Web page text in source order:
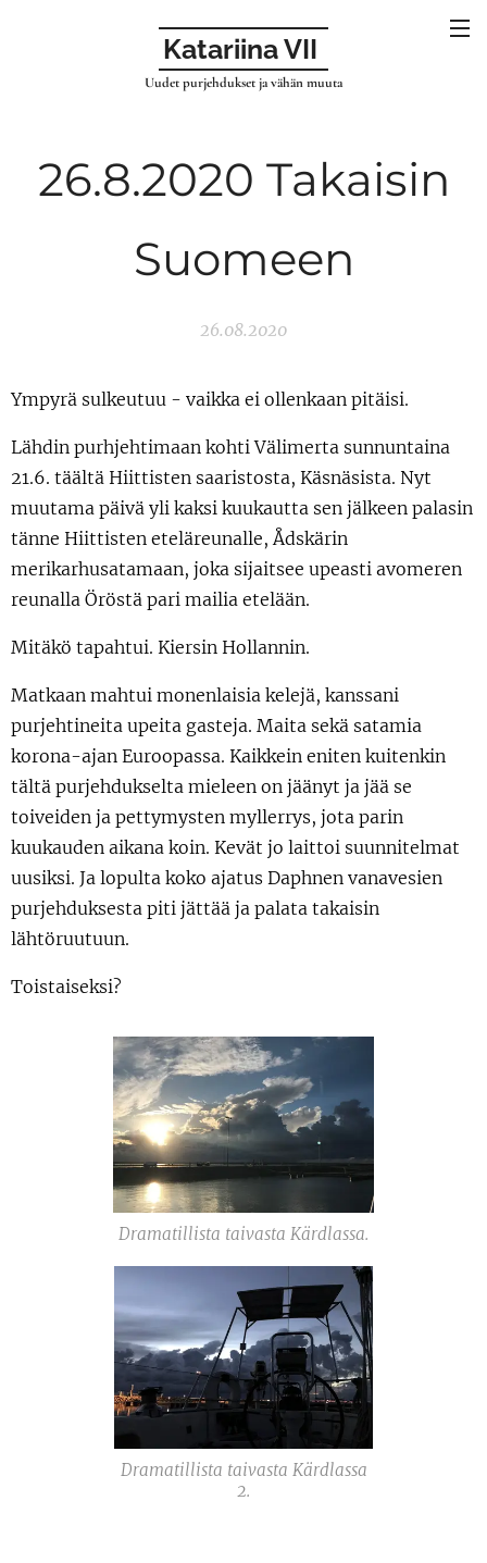
Katariina VII
Uudet purjehdukset ja vähän muuta
26.8.2020 Takaisin
Suomeen
26.08.2020
Ympyrä sulkeutuu - vaikka ei ollenkaan pitäisi.
Lähdin purhjehtimaan kohti Välimerta sunnuntaina
21.6. täältä Hiittisten saaristosta, Käsnäsista. Nyt
muutama päivä yli kaksi kuukautta sen jälkeen palasin
tänne Hiittisten eteläreunalle, Ådskärin
merikarhusatamaan, joka sijaitsee upeasti avomeren
reunalla Öröstä pari mailia etelään.
Mitäkö tapahtui. Kiersin Hollannin.
Matkaan mahtui monenlaisia kelejä, kanssani
purjehtineita upeita gasteja. Maita sekä satamia
korona-ajan Euroopassa. Kaikkein eniten kuitenkin
tältä purjehdukselta mieleen on jäänyt ja jää se
toiveiden ja pettymysten myllerrys, jota parin
kuukauden aikana koin. Kevät jo laittoi suunnitelmat
uusiksi. Ja lopulta koko ajatus Daphnen vanavesien
purjehduksesta piti jättää ja palata takaisin
lähtöruutuun.
Toistaiseksi?
Dramatillista taivasta Kärdlassa.
Dramatillista taivasta Kärdlassa
2.